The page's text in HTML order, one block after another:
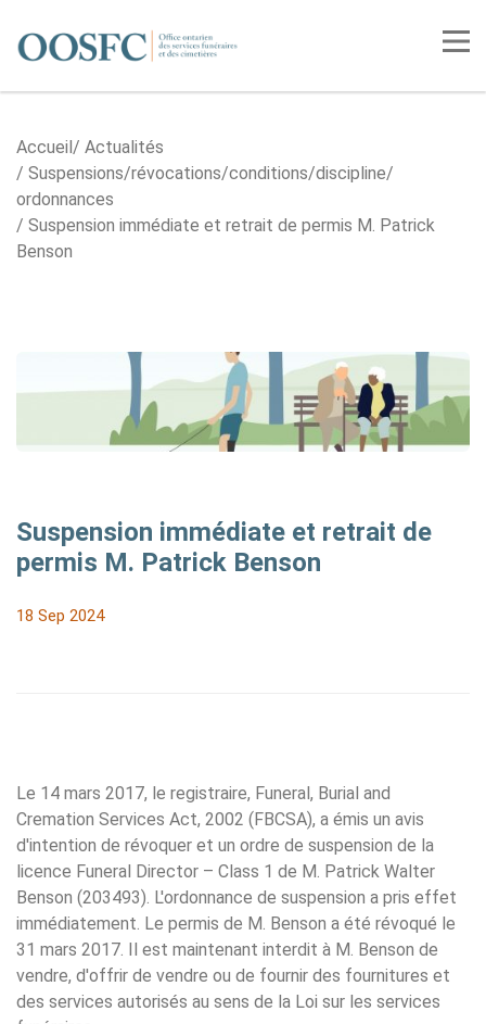
Accueil
Accueil
Actualités
Suspensions/​révocations/​conditions/​discipline/​
ordonnances
Suspension immédiate et retrait de permis M. Patrick
Benson
Suspension immédiate et retrait de
permis M. Patrick Benson
18 Sep 2024
Le 14 mars 2017, le registraire, Funeral, Burial and
Cremation Services Act, 2002 (FBCSA), a émis un avis
d'intention de révoquer et un ordre de suspension de la
licence Funeral Director – Class 1 de M. Patrick Walter
Benson (203493). L'ordonnance de suspension a pris effet
immédiatement. Le permis de M. Benson a été révoqué le
31 mars 2017. Il est maintenant interdit à M. Benson de
vendre, d'offrir de vendre ou de fournir des fournitures et
des services autorisés au sens de la Loi sur les services